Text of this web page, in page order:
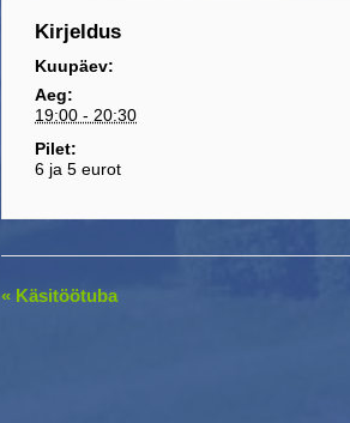
Kirjeldus
Kuupäev:
Aeg:
19:00 - 20:30
Pilet:
6 ja 5 eurot
E
« Käsitöötuba